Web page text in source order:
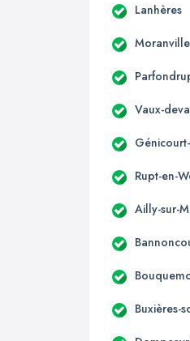
Lanhères
Moranville
Vaux-
Rupt-en-
Ailly-sur-
Buxières-